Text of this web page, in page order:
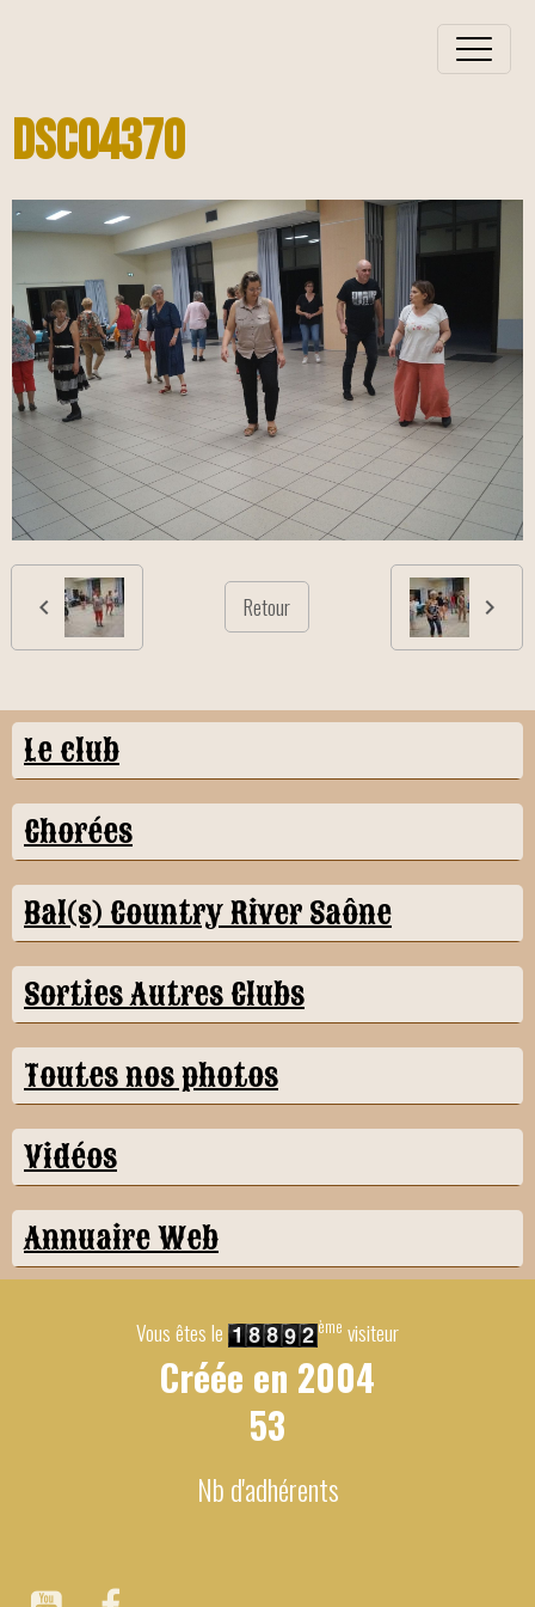
Dsc04370
Retour
Le club
Chorées
Bal(s) Country River Saône
Sorties Autres Clubs
Toutes nos photos
Vidéos
Annuaire Web
Vous êtes le ème visiteur
Créée en 2004
53
Nb d'adhérents